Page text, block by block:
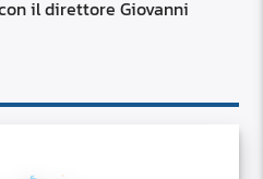
il direttore Giovanni